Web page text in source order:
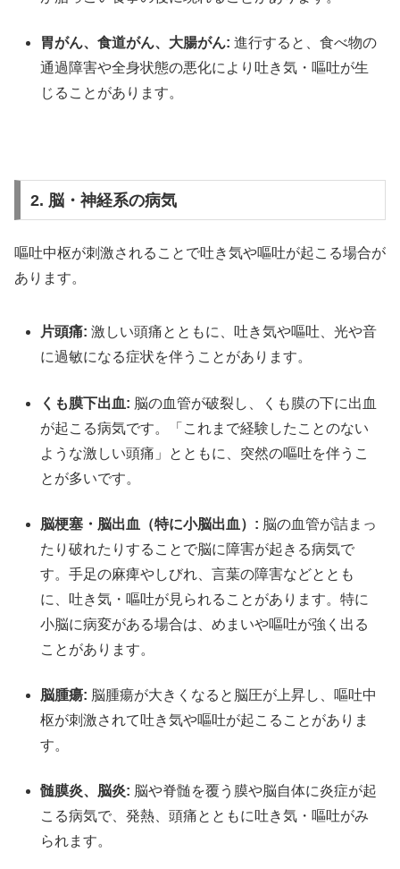
胃がん、食道がん、大腸がん: 進行すると、食べ物の
通過障害や全身状態の悪化により吐き気・嘔吐が生
じることがあります。
2. 脳・神経系の病気
嘔吐中枢が刺激されることで吐き気や嘔吐が起こる場合が
あります。
片頭痛: 激しい頭痛とともに、吐き気や嘔吐、光や音
に過敏になる症状を伴うことがあります。
くも膜下出血: 脳の血管が破裂し、くも膜の下に出血
が起こる病気です。「これまで経験したことのない
ような激しい頭痛」とともに、突然の嘔吐を伴うこ
とが多いです。
脳梗塞・脳出血（特に小脳出血）: 脳の血管が詰まっ
たり破れたりすることで脳に障害が起きる病気で
す。手足の麻痺やしびれ、言葉の障害などととも
に、吐き気・嘔吐が見られることがあります。特に
小脳に病変がある場合は、めまいや嘔吐が強く出る
ことがあります。
脳腫瘍: 脳腫瘍が大きくなると脳圧が上昇し、嘔吐中
枢が刺激されて吐き気や嘔吐が起こることがありま
す。
髄膜炎、脳炎: 脳や脊髄を覆う膜や脳自体に炎症が起
こる病気で、発熱、頭痛とともに吐き気・嘔吐がみ
られます。